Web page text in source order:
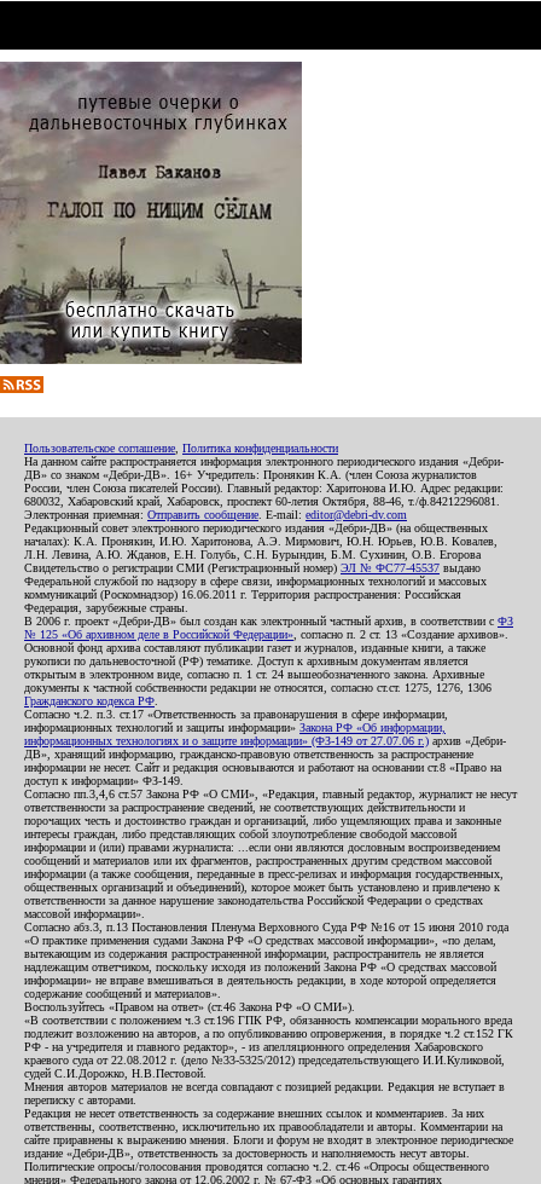
Пользовательское соглашение Политика конфиденциальности
На данном сайте распространяется информация электронного периодического издания «Дебри-
ДВ» со знаком «Дебри-ДВ». 16+ Учредитель: Пронякин К.А. (член Союза журналистов
России, член Союза писателей России). Главный редактор: Харитонова И.Ю. Адрес редакции:
680032, Хабаровский край, Хабаровск, проспект 60-летия Октября, 88-46, т./ф.84212296081.
Электронная приемная: Отправить сообщение . E-mail: editor@debri-dv.com
Редакционный совет электронного периодического издания «Дебри-ДВ» (на общественных
началах): К.А. Пронякин, И.Ю. Харитонова, А.Э. Мирмович, Ю.Н. Юрьев, Ю.В. Ковалев,
Л.Н. Левина, А.Ю. Жданов, Е.Н. Голубь, С.Н. Бурындин, Б.М. Сухинин, О.В. Егорова
Свидетельство о регистрации СМИ (Регистрационный номер) ЭЛ № ФС77-45537 выдано
Федеральной службой по надзору в сфере связи, информационных технологий и массовых
коммуникаций (Роскомнадзор) 16.06.2011 г. Территория распространения: Российская
Федерация, зарубежные страны.
В 2006 г. проект «Дебри-ДВ» был создан как электронный частный архив, в соответствии с ФЗ
№ 125 «Об архивном деле в Российской Федерации» , согласно п. 2 ст. 13 «Создание архивов».
Основной фонд архива составляют публикации газет и журналов, изданные книги, а также
рукописи по дальневосточной (РФ) тематике. Доступ к архивным документам является
открытым в электронном виде, согласно п. 1 ст. 24 вышеобозначенного закона. Архивные
документы к частной собственности редакции не относятся, согласно ст.ст. 1275, 1276, 1306
Гражданского кодекса РФ
Согласно ч.2. п.3. ст.17 «Ответственность за правонарушения в сфере информации,
информационных технологий и защиты информации» Закона РФ «Об информации,
информационных технологиях и о защите информации» (ФЗ-149 от 27.07.06 г.) архив «Дебри-
ДВ», хранящий информацию, гражданско-правовую ответственность за распространение
информации не несет. Сайт и редакция основываются и работают на основании ст.8 «Право на
доступ к информации» ФЗ-149.
Согласно пп.3,4,6 ст.57 Закона РФ «О СМИ», «Редакция, главный редактор, журналист не несут
ответственности за распространение сведений, не соответствующих действительности и
порочащих честь и достоинство граждан и организаций, либо ущемляющих права и законные
интересы граждан, либо представляющих собой злоупотребление свободой массовой
информации и (или) правами журналиста: ...если они являются дословным воспроизведением
сообщений и материалов или их фрагментов, распространенных другим средством массовой
информации (а также сообщения, переданные в пресс-релизах и информация государственных,
общественных организаций и объединений), которое может быть установлено и привлечено к
ответственности за данное нарушение законодательства Российской Федерации о средствах
массовой информации».
Согласно абз.3, п.13 Постановления Пленума Верховного Суда РФ №16 от 15 июня 2010 года
«О практике применения судами Закона РФ «О средствах массовой информации», «по делам,
вытекающим из содержания распространенной информации, распространитель не является
надлежащим ответчиком, поскольку исходя из положений Закона РФ «О средствах массовой
информации» не вправе вмешиваться в деятельность редакции, в ходе которой определяется
содержание сообщений и материалов».
Воспользуйтесь «Правом на ответ» (ст.46 Закона РФ «О СМИ»).
«В соответствии с положением ч.3 ст.196 ГПК РФ, обязанность компенсации морального вреда
подлежит возложению на авторов, а по опубликованию опровержения, в порядке ч.2 ст.152 ГК
РФ - на учредителя и главного редактор», - из апелляционного определения Хабаровского
краевого суда от 22.08.2012 г. (дело №33-5325/2012) председательствующего И.И.Куликовой,
судей С.И.Дорожко, Н.В.Пестовой.
Мнения авторов материалов не всегда совпадают с позицией редакции. Редакция не вступает в
переписку с авторами.
Редакция не несет ответственность за содержание внешних ссылок и комментариев. За них
ответственны, соответственно, исключительно их правообладатели и авторы. Комментарии на
сайте приравнены к выражению мнения. Блоги и форум не входят в электронное периодическое
издание «Дебри-ДВ», ответственность за достоверность и наполняемость несут авторы.
Политические опросы/голосования проводятся согласно ч.2. ст.46 «Опросы общественного
мнения» Федерального закона от 12.06.2002 г. № 67-ФЗ «Об основных гарантиях